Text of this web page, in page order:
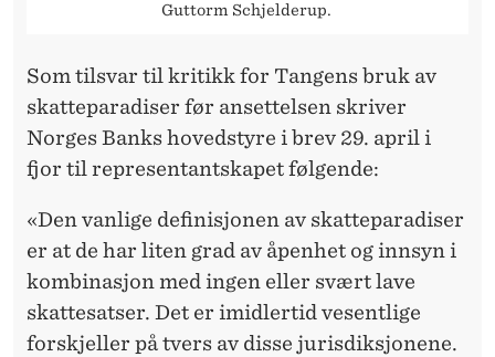
Guttorm Schjelderup.
Som tilsvar til kritikk for Tangens bruk av
skatteparadiser før ansettelsen skriver
Norges Banks hovedstyre i brev 29. april i
fjor til representantskapet følgende:
«Den vanlige definisjonen av skatteparadiser
er at de har liten grad av åpenhet og innsyn i
kombinasjon med ingen eller svært lave
skattesatser. Det er imidlertid vesentlige
forskjeller på tvers av disse jurisdiksjonene.